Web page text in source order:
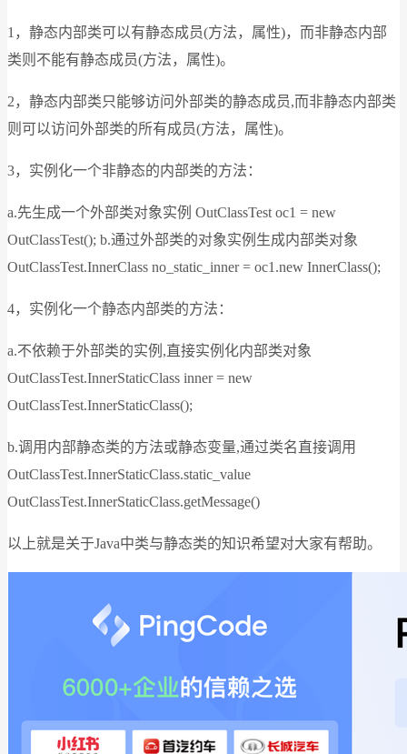
1，静态内部类可以有静态成员(⽅法，属性)，⽽⾮静态内部
类则不能有静态成员(⽅法，属性)。
2，静态内部类只能够访问外部类的静态成员,⽽⾮静态内部类
则可以访问外部类的所有成员(⽅法，属性)。
3，实例化⼀个⾮静态的内部类的⽅法：
a.先⽣成⼀个外部类对象实例 OutClassTest oc1 = new
OutClassTest(); b.通过外部类的对象实例⽣成内部类对象
OutClassTest.InnerClass no_static_inner = oc1.new InnerClass();
4，实例化⼀个静态内部类的⽅法：
a.不依赖于外部类的实例,直接实例化内部类对象
OutClassTest.InnerStaticClass inner = new
OutClassTest.InnerStaticClass();
b.调⽤内部静态类的⽅法或静态变量,通过类名直接调⽤
OutClassTest.InnerStaticClass.static_value
OutClassTest.InnerStaticClass.getMessage()
以上就是关于Java中类与静态类的知识希望对大家有帮助。